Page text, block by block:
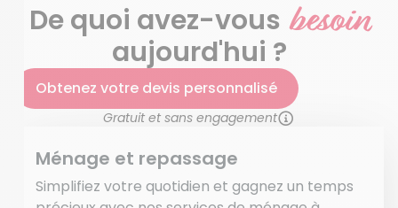
De quoi avez-vous besoin
aujourd'hui ?
Obtenez votre devis personnalisé
Gratuit et sans engagement
Ménage et repassage
Simplifiez votre quotidien et gagnez un temps